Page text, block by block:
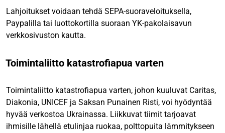
Lahjoitukset voidaan tehdä SEPA-suoraveloituksella,
Paypalilla tai luottokortilla suoraan YK-pakolaisavun
verkkosivuston kautta.
Toimintaliitto katastrofiapua varten
Toimintaliitto katastrofiapua varten, johon kuuluvat Caritas,
Diakonia, UNICEF ja Saksan Punainen Risti, voi hyödyntää
hyvää verkostoa Ukrainassa. Liikkuvat tiimit tarjoavat
ihmisille lähellä etulinjaa ruokaa, polttopuita lämmitykseen